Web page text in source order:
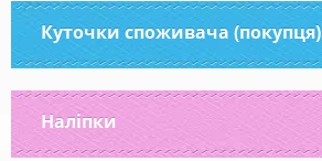
Куточки споживача (покупця)
Наліпки